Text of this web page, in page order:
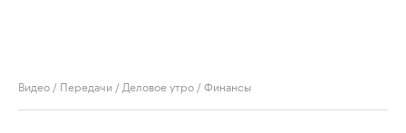
Видео / Передачи / Деловое утро /Финансы